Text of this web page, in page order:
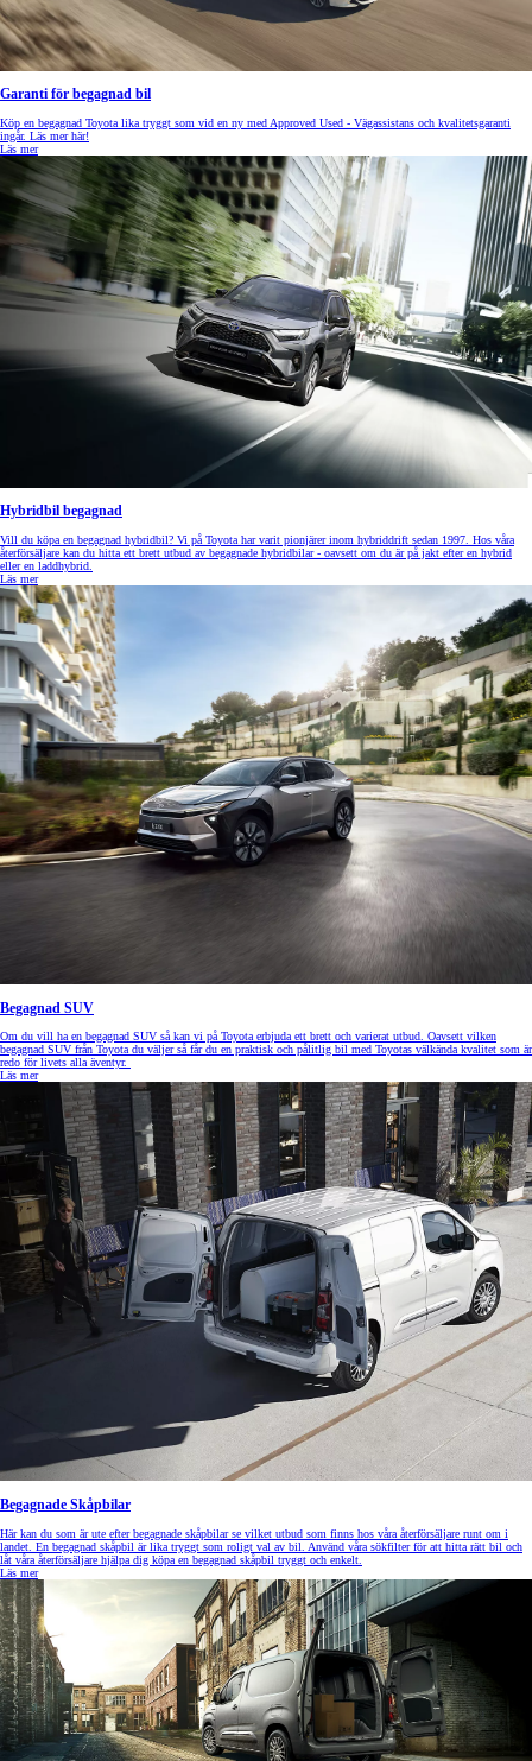
Garanti för begagnad bil
Köp en begagnad Toyota lika tryggt som vid en ny med Approved Used - Vägassistans och kvalitetsgaranti
ingår. Läs mer här!
Läs mer
Hybridbil begagnad
Vill du köpa en begagnad hybridbil? Vi på Toyota har varit pionjärer inom hybriddrift sedan 1997. Hos våra
återförsäljare kan du hitta ett brett utbud av begagnade hybridbilar - oavsett om du är på jakt efter en hybrid
eller en laddhybrid.
Läs mer
Begagnad SUV
Om du vill ha en begagnad SUV så kan vi på Toyota erbjuda ett brett och varierat utbud. Oavsett vilken
begagnad SUV från Toyota du väljer så får du en praktisk och pålitlig bil med Toyotas välkända kvalitet som är
redo för livets alla äventyr.
Läs mer
Begagnade Skåpbilar
Här kan du som är ute efter begagnade skåpbilar se vilket utbud som finns hos våra återförsäljare runt om i
landet. En begagnad skåpbil är lika tryggt som roligt val av bil. Använd våra sökfilter för att hitta rätt bil och
låt våra återförsäljare hjälpa dig köpa en begagnad skåpbil tryggt och enkelt.
Läs mer